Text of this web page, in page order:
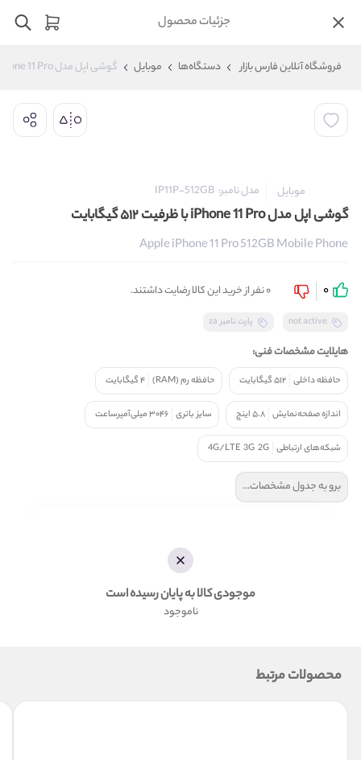
جزئیات محصول
فروشگاه آنلاین فارس بازار دستگاه‌ها موبایل گوشی اپل مدل iPhone 11 Pro با ظرفیت ۵۱۲ گیگابایت
موبایل مدل نامبر: IP11P-512GB
گوشی اپل مدل iPhone 11 Pro با ظرفیت ۵۱۲ گیگابایت
Apple iPhone 11 Pro 512GB Mobile Phone
0 0 نفر از خرید این کالا رضایت داشتند.
not active پارت نامبر za
هایلایت مشخصات فنی:
حافظه داخلی ۵۱۲ گیگابایت حافظه رم (RAM) ۴ گیگابایت
اندازه صفحه‌نمایش ۵.۸ اینچ سایز باتری ۳۰۴۶ میلی‌آمپرساعت
شبکه‌های ارتباطی 2G
3G
4G/LTE
برو به جدول مشخصات...
موجودی کالا به پایان رسیده است
ناموجود
محصولات مرتبط